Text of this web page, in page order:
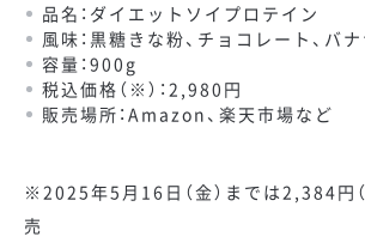
品名：ダイエットソイプロテイン
風味：黒糖きな粉、チョコレート、バナ
容量：900g
税込価格（※）：2,980円
販売場所：Amazon、楽天市場など
※2025年5月16日（金）までは2,384円
売